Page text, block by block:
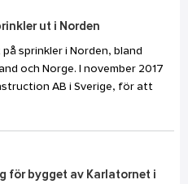
ut i Norden
sprinkler i Norden, bland
och Norge. I november 2017
AB i Sverige, för att
för bygget av Karlatornet i